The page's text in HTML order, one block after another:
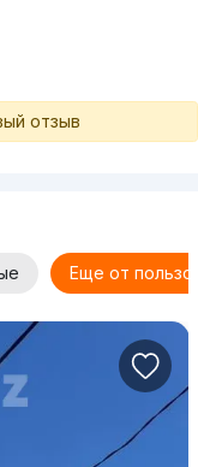
отзыв
Еще от